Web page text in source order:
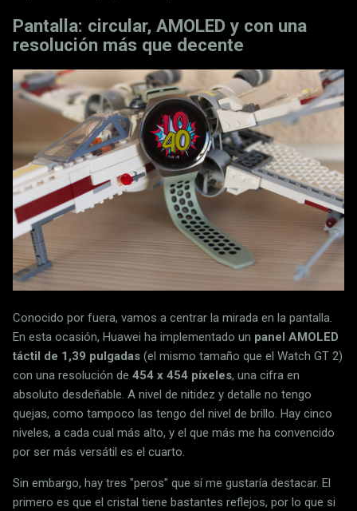
Pantalla: circular, AMOLED y con una
resolución más que decente
Conocido por fuera, vamos a centrar la mirada en la pantalla.
En esta ocasión, Huawei ha implementado un panel AMOLED
táctil de 1,39 pulgadas (el mismo tamaño que el Watch GT 2)
con una resolución de 454 x 454 píxeles, una cifra en
absoluto desdeñable. A nivel de nitidez y detalle no tengo
quejas, como tampoco las tengo del nivel de brillo. Hay cinco
niveles, a cada cual más alto, y el que más me ha convencido
por ser más versátil es el cuarto.
Sin embargo, hay tres "peros" que sí me gustaría destacar. El
primero es que el cristal tiene bastantes reflejos, por lo que si